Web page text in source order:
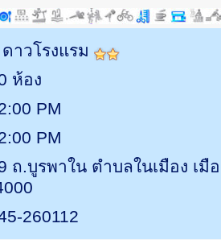
าวโรงแรม
ห้อง
PM
PM
ถ.บูรพาใน ตำบลในเมือง เมื
260112